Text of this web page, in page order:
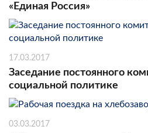
«Единая Россия»
17.03.2017
Заседание постоянного
социальной политике
03.03.2017